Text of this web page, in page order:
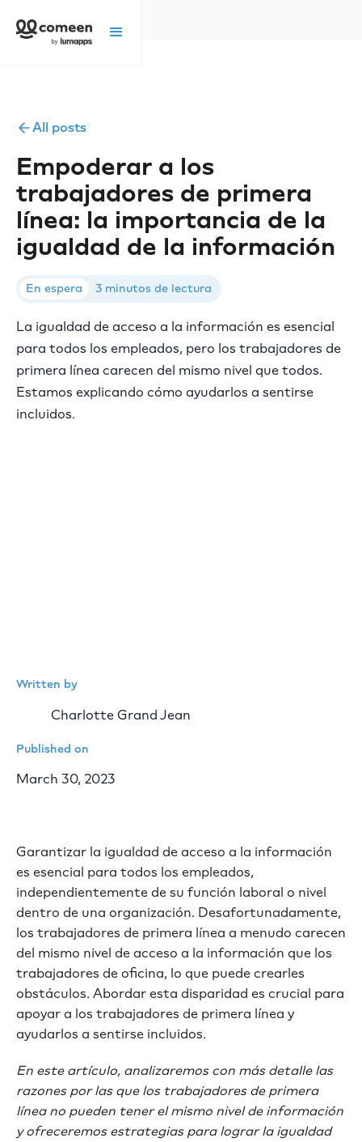
All posts
Empoderar a los
trabajadores de primera
línea: la importancia de la
igualdad de la información
En espera 3 minutos de lectura
La igualdad de acceso a la información es esencial
para todos los empleados, pero los trabajadores de
primera línea carecen del mismo nivel que todos.
Estamos explicando cómo ayudarlos a sentirse
incluidos.
Written by
Charlotte Grand Jean
Published on
March 30, 2023
Garantizar la igualdad de acceso a la información
es esencial para todos los empleados,
independientemente de su función laboral o nivel
dentro de una organización. Desafortunadamente,
los trabajadores de primera línea a menudo carecen
del mismo nivel de acceso a la información que los
trabajadores de oficina, lo que puede crearles
obstáculos. Abordar esta disparidad es crucial para
apoyar a los trabajadores de primera línea y
ayudarlos a sentirse incluidos.
En este artículo, analizaremos con más detalle las
razones por las que los trabajadores de primera
línea no pueden tener el mismo nivel de información
y ofreceremos estrategias para lograr la igualdad